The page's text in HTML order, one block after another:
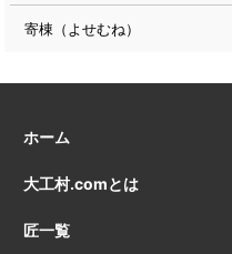
寄棟（よせむね）
ホーム
大工村.comとは
匠一覧